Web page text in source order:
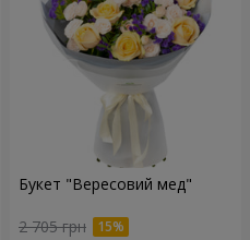
Букет "Вересовий мед"
2 705 грн